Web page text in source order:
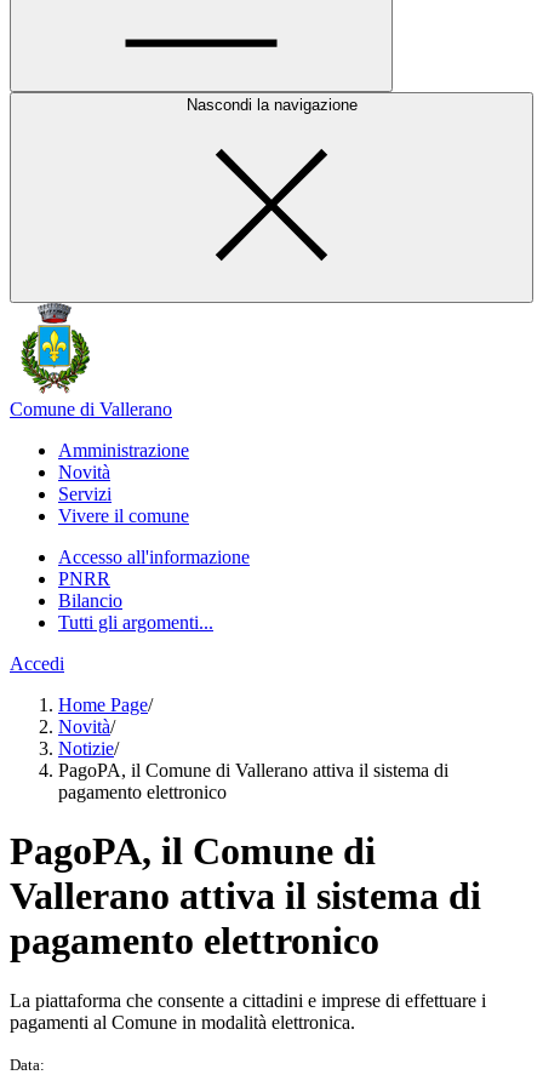
Nascondi la navigazione
Comune di Vallerano
Amministrazione
Novità
Servizi
Vivere il comune
Accesso all'informazione
PNRR
Bilancio
Tutti gli argomenti...
Accedi
Home Page/
Novità/
Notizie/
PagoPA, il Comune di Vallerano attiva il sistema di
pagamento elettronico
PagoPA, il Comune di
Vallerano attiva il sistema di
pagamento elettronico
La piattaforma che consente a cittadini e imprese di effettuare i
pagamenti al Comune in modalità elettronica.
Data: